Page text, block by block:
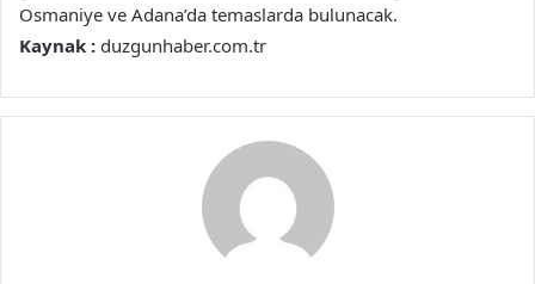
Osmaniye ve Adana’da temaslarda bulunacak.
Kaynak : duzgunhaber.com.tr